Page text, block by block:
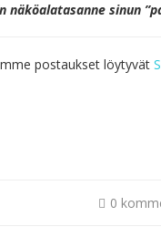
näköalatasanne sinun
postaukset löytyvät
0